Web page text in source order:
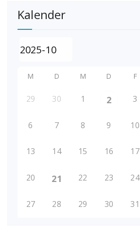
Kalender
M D M D F
29 30 1 2 3
6 7 8 9 10
13 14 15 16 17
20 21 22 23 24
27 28 29 30 31